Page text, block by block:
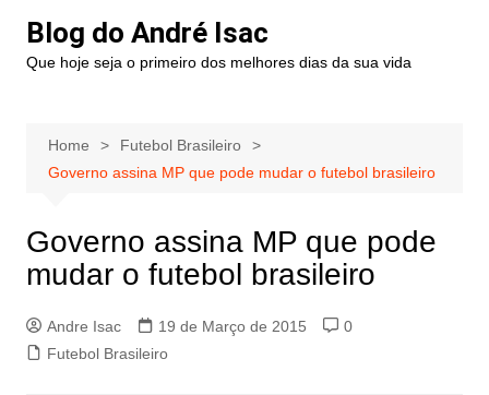
Blog do André Isac
Que hoje seja o primeiro dos melhores dias da sua vida
Home
Futebol Brasileiro
Governo assina MP que pode mudar o futebol brasileiro
Governo assina MP que pode
mudar o futebol brasileiro
Andre Isac 19 de Março de 2015
0
Futebol Brasileiro